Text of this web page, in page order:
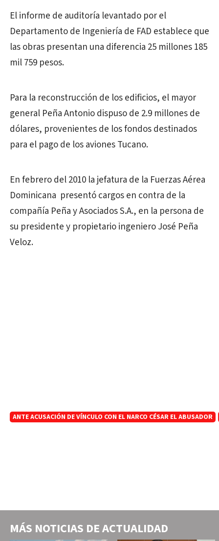
El informe de auditoría levantado por el
Departamento de Ingeniería de FAD establece que
las obras presentan una diferencia 25 millones 185
mil 759 pesos.
Para la reconstrucción de los edificios, el mayor
general Peña Antonio dispuso de 2.9 millones de
dólares, provenientes de los fondos destinados
para el pago de los aviones Tucano.
En febrero del 2010 la jefatura de la Fuerzas Aérea
Dominicana presentó cargos en contra de la
compañía Peña y Asociados S.A., en la persona de
su presidente y propietario ingeniero José Peña
Veloz.
ANTE ACUSACIÓN DE VÍNCULO CON EL NARCO CÉSAR EL ABUSADOR
MÁS NOTICIAS DEACTUALIDAD